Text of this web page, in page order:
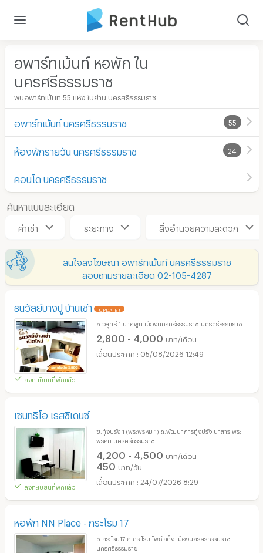
อพาร์ทเม้นท์ หอพัก ใน
นครศรีธรรมราช
พบอพาร์ทเม้นท์ 55 แห่ง ในย่าน นครศรีธรรมราช
อพาร์ทเม้นท์ นครศรีธรรมราช 55
ห้องพักรายวัน นครศรีธรรมราช 24
คอนโด นครศรีธรรมราช
ค้นหาแบบละเอียด
ค่าเช่า ระยะทาง สิ่งอำนวยความสะดวก
สนใจลงโฆษณา อพาร์ทเม้นท์ นครศรีธรรมราช
สอบถามรายละเอียด 02-105-4287
ธนวัลย์บางปู บ้านเช่า UPDATE !
ลงทะเบียนที่พักแล้ว
ซ.วิสุทธิ์ 1 ปากพูน เมืองนครศรีธรรมราช นครศรีธรรมราช
2,800 - 4,000 บาท/เดือน
05/08/2026 12:49
เซนทริโอ เรสซิเดนซ์
ลงทะเบียนที่พักแล้ว
ซ.ทุ่งปรัง 1 (พระพรหม 1) ถ.พัฒนาการทุ่งปรัง นาสาร พระ
พรหม นครศรีธรรมราช
4,200 - 4,500 บาท/เดือน
450 บาท/วัน
24/07/2026 8:29
หอพัก NN Place - กระโรม 17
ซ.กระโรม17 ถ.กระโรม โพธิ์เสด็จ เมืองนครศรีธรรมราช
นครศรีธรรมราช